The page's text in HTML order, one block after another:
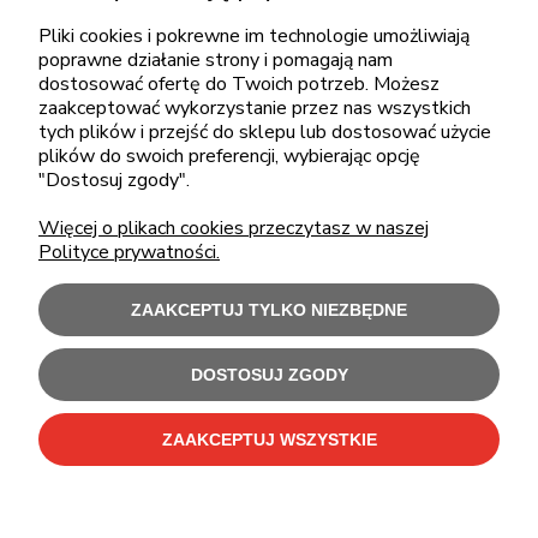
pon.-piąt.: 08:00-16:00
sklep@cebit.pl
ZAKUPY
POMOC
MOJE KONTO
INFORMACJE
Użytkowanie sklepu oznacza zgodę na wykorzystywanie plików cookies.
Pliki cookies i pokrewne im technologie umożliwiają
poprawne działanie strony i pomagają nam
dostosować ofertę do Twoich potrzeb. Możesz
zaakceptować wykorzystanie przez nas wszystkich
tych plików i przejść do sklepu lub dostosować użycie
plików do swoich preferencji, wybierając opcję
"Dostosuj zgody".
Więcej o plikach cookies przeczytasz w naszej
Polityce prywatności.
ZAAKCEPTUJ TYLKO NIEZBĘDNE
DOSTOSUJ ZGODY
ZAAKCEPTUJ WSZYSTKIE